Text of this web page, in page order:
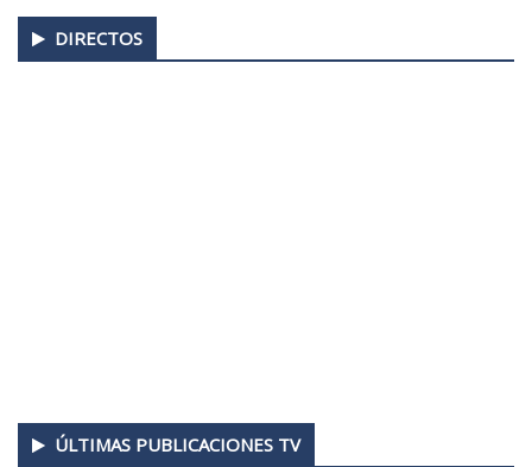
DIRECTOS
ÚLTIMAS PUBLICACIONES TV